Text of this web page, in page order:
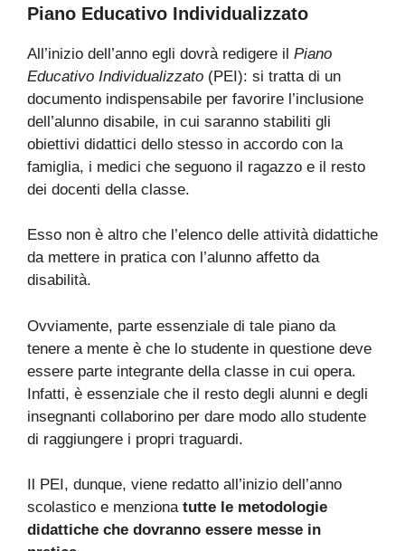
Piano Educativo Individualizzato
All’inizio dell’anno egli dovrà redigere il Piano
Educativo Individualizzato (PEI): si tratta di un
documento indispensabile per favorire l’inclusione
dell’alunno disabile, in cui saranno stabiliti gli
obiettivi didattici dello stesso in accordo con la
famiglia, i medici che seguono il ragazzo e il resto
dei docenti della classe.
Esso non è altro che l’elenco delle attività didattiche
da mettere in pratica con l’alunno affetto da
disabilità.
Ovviamente, parte essenziale di tale piano da
tenere a mente è che lo studente in questione deve
essere parte integrante della classe in cui opera.
Infatti, è essenziale che il resto degli alunni e degli
insegnanti collaborino per dare modo allo studente
di raggiungere i propri traguardi.
Il PEI, dunque, viene redatto all’inizio dell’anno
scolastico e menzionatutte le metodologie
didattiche che dovranno essere messe in